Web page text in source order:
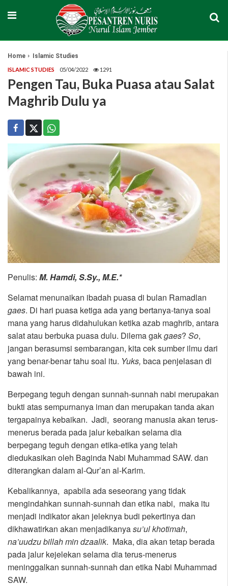
Home Islamic Studies
ISLAMIC STUDIES 05/04/2022 1291
Pengen Tau, Buka Puasa atau Salat
Maghrib Dulu ya
Penulis: M. Hamdi, S.Sy., M.E.*
Selamat menunaikan ibadah puasa di bulan Ramadlan
gaes. Di hari puasa ketiga ada yang bertanya-tanya soal
mana yang harus didahulukan ketika azab maghrib, antara
salat atau berbuka puasa dulu. Dilema gakgaes? So,
jangan berasumsi sembarangan, kita cek sumber ilmu dari
yang benar-benar tahu soal itu. Yuks, baca penjelasan di
bawah ini.
Berpegang teguh dengan sunnah-sunnah nabi merupakan
bukti atas sempurnanya iman dan merupakan tanda akan
tergapainya kebaikan. Jadi, seorang manusia akan terus-
menerus berada pada jalur kebaikan selama dia
berpegang teguh dengan etika-etika yang telah
diedukasikan oleh Baginda Nabi Muhammad SAW. dan
diterangkan dalam al-Qur’an al-Karim.
Kebalikannya, apabila ada seseorang yang tidak
mengindahkan sunnah-sunnah dan etika nabi, maka itu
menjadi indikator akan jeleknya budi pekertinya dan
dikhawatirkan akan menjadikanyasu’ul khotimah,
na’uudzu billah min dzaalik. Maka, dia akan tetap berada
pada jalur kejelekan selama dia terus-menerus
meninggalkan sunnah-sunnah dan etika Nabi Muhammad
SAW.